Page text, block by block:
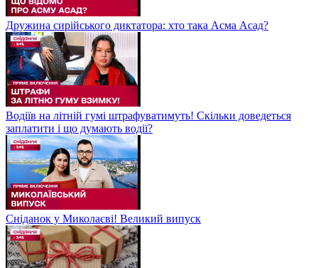
Дружина сирійського диктатора: хто така Асма Асад?
Водіїв на літній гумі штрафуватимуть! Скільки доведеться
заплатити і що думають водії?
Сніданок у Миколаєві! Великий випуск